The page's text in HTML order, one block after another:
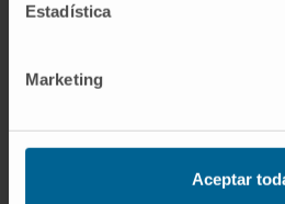
Estadística
Marketing
Aceptar
muchos otros antígenos
¿Varían los títulos
muchos pacientes con